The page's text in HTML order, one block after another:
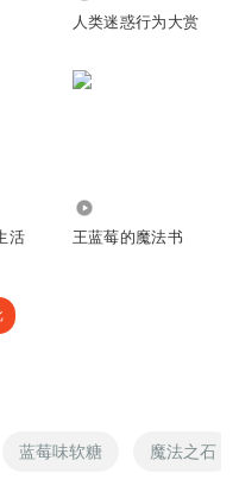
人类迷惑行为大赏
活 王蓝莓的魔法书
蓝莓味软糖 魔法之石